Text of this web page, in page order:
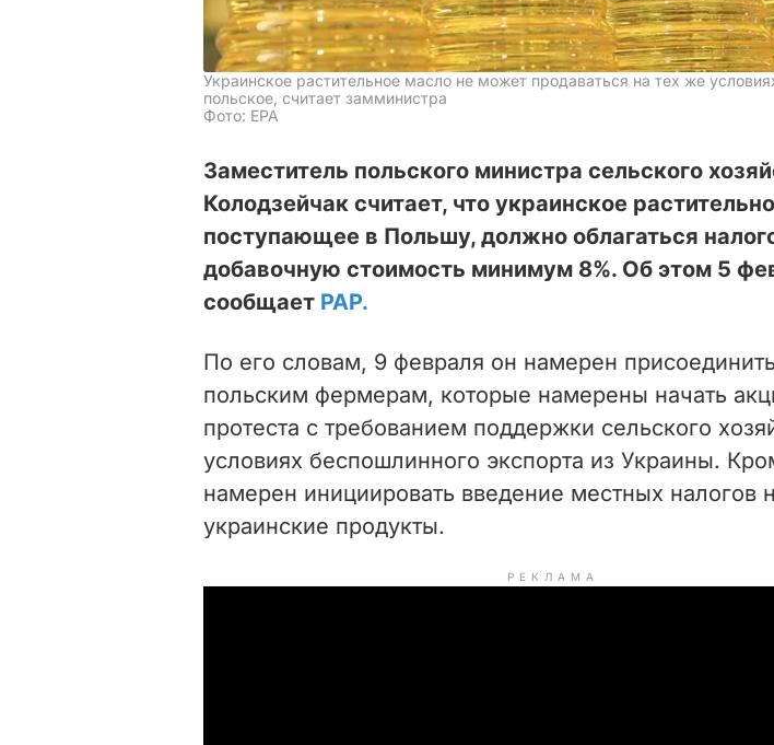
Украинское растительное масло не может продаваться на тех же
польское, считает замминистра
Фото: ЕРА
Заместитель польского министра сельского
Колодзейчак считает, что украинское
поступающее в Польшу, должно облагаться
добавочную стоимость минимум 8%. Об этом 5
сообщает РАР.
По его словам, 9 февраля он намерен
польским фермерам, которые намерены начать
протеста с требованием поддержки сельского
условиях беспошлинного экспорта из Украины.
намерен инициировать введение местных налогов
украинские продукты.
РЕКЛАМА